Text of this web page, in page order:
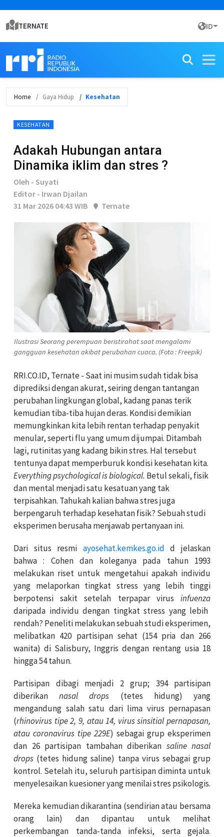
TERNATE ID
Home Gaya Hidup Kesehatan
KESEHATAN
Adakah Hubungan antara
Dinamika iklim dan stres ?
Oleh - Suyati
Editor - Irwan Djailan
31 Mar 2026 04:43 WIB
Ternate
Ilustrasi Seorang perempuan beristirahat saat mengalami
gangguan kesehatan akibat perubahan cuaca. (Foto : Freepik)
RRI.CO.ID, Ternate - Saat ini musim sudah tidak bisa
diprediksi dengan akurat, seiring dengan tantangan
perubahan lingkungan global, kadang panas terik
kemudian tiba-tiba hujan deras. Kondisi demikian
memungkinkan kita lebih rentan terhadap penyakit
menular, seperti flu yang umum dijumpai. Ditambah
lagi, rutinitas yang kadang bikin stres. Hal tersebut
tentunya dapat memperburuk kondisi kesehatan kita.
Everything psychological is biological. Betul sekali, fisik
dan mental menjadi satu kesatuan yang tak
terpisahkan. Tahukah kalian bahwa stres juga
berpengaruh terhadap kesehatan fisik? Sebuah studi
eksperimen berusaha menjawab pertanyaan ini.
Dari situs resmi ayosehat.kemkes.go.id d jelaskan
bahwa : Cohen dan koleganya pada tahun 1993
melakukan riset untuk mengetahui apakah individu
yang melaporkan tingkat stress yang lebih tinggi
berpotensi sakit setelah terpapar virus infuenza
daripada individu dengan tingkat stress yang lebih
rendah? Peneliti melakukan sebuah studi eksperimen,
melibatkan 420 partisipan sehat (154 pria dan 266
wanita) di Salisbury, Inggris dengan rentang usia 18
hingga 54 tahun.
Partisipan dibagi menjadi 2 grup; 394 partisipan
diberikannasal drops (tetes hidung) yang
mengandung salah satu dari lima virus pernapasan
(rhinovirus tipe 2, 9, atau 14, virus sinsitial pernapasan,
atau coronavirus tipe 229E) sebagai grup eksperimen
dan 26 partisipan tambahan diberikan saline nasal
drops (tetes hidung saline) tanpa virus sebagai grup
kontrol. Setelah itu, seluruh partisipan diminta untuk
menyelesaikan kuesioner yang menilai stres psikologis.
Mereka kemudian dikarantina (sendirian atau bersama
orang lain) dan dipantau untuk melihat
perkembangan tanda-tanda infeksi, serta gejala.